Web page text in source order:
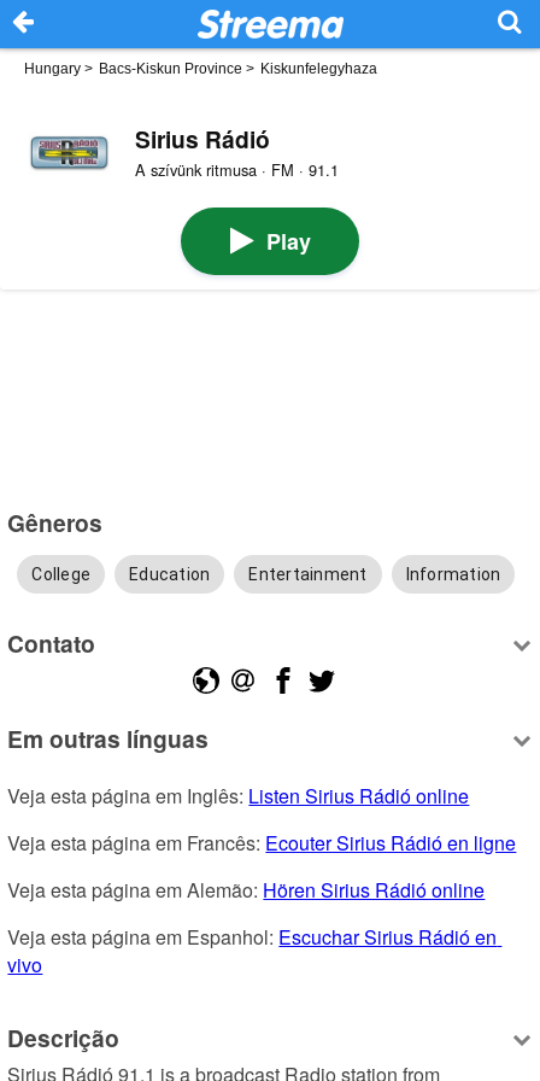
Hungary > Bacs-Kiskun Province > Kiskunfelegyhaza
Sirius Rádió
A szívünk ritmusa · FM · 91.1
Play
Gêneros
College Education Entertainment Information
Contato
Em outras línguas
Veja esta página em Inglês: Listen Sirius Rádió online
Veja esta página em Francês: Ecouter Sirius Rádió en ligne
Veja esta página em Alemão: Hören Sirius Rádió online
Veja esta página em Espanhol: Escuchar Sirius Rádió en
vivo
Descrição
Sirius Rádió 91.1 is a broadcast Radio station from